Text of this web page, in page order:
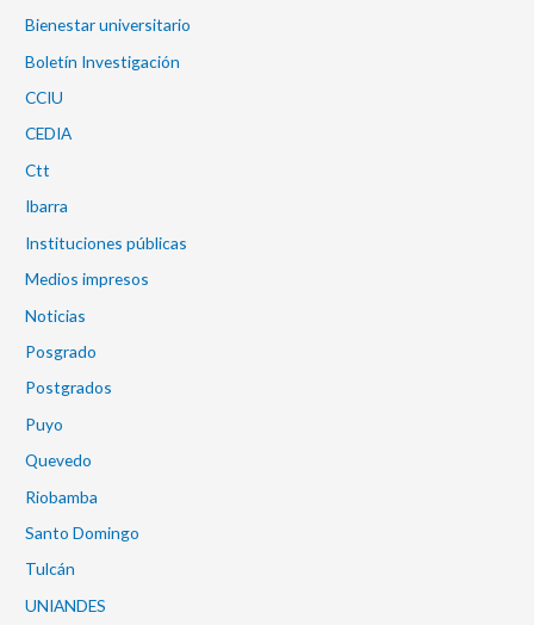
Bienestar universitario
Boletín Investigación
CCIU
CEDIA
Ctt
Ibarra
Instituciones públicas
Medios impresos
Noticias
Posgrado
Postgrados
Puyo
Quevedo
Riobamba
Santo Domingo
Tulcán
UNIANDES